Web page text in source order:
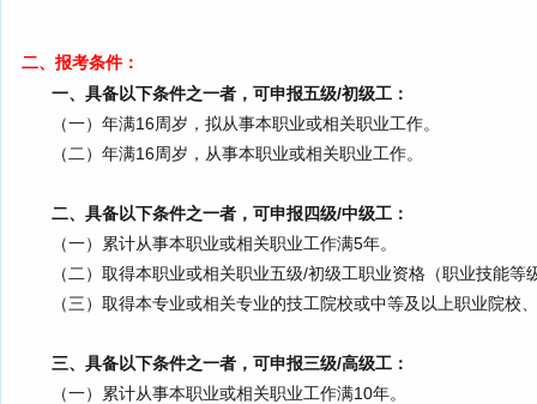
二、报考条件：
一、具备以下条件之一者，可申报五级/初级工 ：
（一）年满16周岁，拟从事本职业或相关职业工作。
（二）年满16周岁，从事本职业或相关职业工作。
二、具备以下条件之一者，可申报四级/中级工 ：
（一）累计从事本职业或相关职业工作满5年。
（二）取得本职业或相关职业五级/初级工职业资格（职业技能
（三）取得本专业或相关专业的技工院校或中等及以上职业院
三、具备以下条件之一者，可申报三级/高级工 ：
（一）累计从事本职业或相关职业工作满10年。